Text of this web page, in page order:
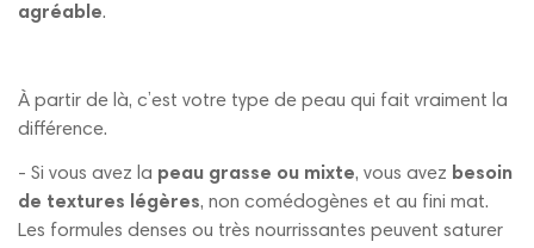
agréable.
À partir de là, c’est votre type de peau qui fait vraiment la
différence.
- Si vous avez la peau grasse ou mixte, vous avez besoin
de textures légères, non comédogènes et au fini mat.
Les formules denses ou très nourrissantes peuvent saturer